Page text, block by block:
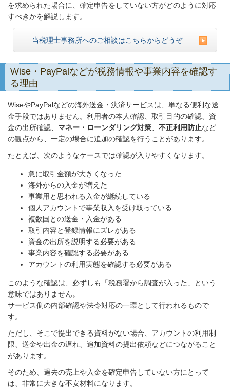
を求められた場合に、確定申告をしていない方がどのように対応
すべきかを解説します。
当税理士事務所へのご相談はこちらからどうぞ
Wise・PayPalなどが税務情報や事業内容を確認す
る理由
WiseやPayPalなどの海外送金・決済サービスは、単なる便利な送
金手段ではありません。利用者の本人確認、取引目的の確認、資
金の出所確認、 マネー・ローンダリング対策 不正利用防止など
の観点から、一定の場合に追加の確認を行うことがあります。
たとえば、次のようなケースでは確認が入りやすくなります。
急に取引金額が大きくなった
海外からの入金が増えた
事業用と思われる入金が継続している
個人アカウントで事業収入を受け取っている
複数国との送金・入金がある
取引内容と登録情報にズレがある
資金の出所を説明する必要がある
事業内容を確認する必要がある
アカウントの利用実態を確認する必要がある
このような確認は、必ずしも「税務署から調査が入った」という
意味ではありません。
サービス側の内部確認や法令対応の一環として行われるもので
す。
ただし、そこで提出できる資料がない場合、アカウントの利用制
限、送金や出金の遅れ、追加資料の提出依頼などにつながること
があります。
そのため、過去の売上や入金を確定申告していない方にとって
は、非常に大きな不安材料になります。